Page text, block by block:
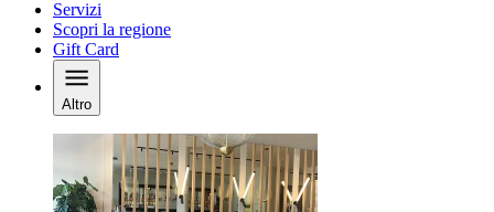
Servizi
Scopri la regione
Gift Card
Altro